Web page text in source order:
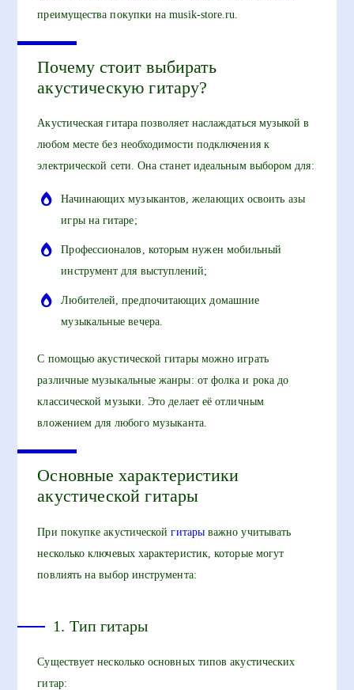
преимущества покупки на musik-store.ru.
Почему стоит выбирать
акустическую гитару?
Акустическая гитара позволяет наслаждаться музыкой в
любом месте без необходимости подключения к
электрической сети. Она станет идеальным выбором для:
Начинающих музыкантов, желающих освоить азы
игры на гитаре;
Профессионалов, которым нужен мобильный
инструмент для выступлений;
Любителей, предпочитающих домашние
музыкальные вечера.
С помощью акустической гитары можно играть
различные музыкальные жанры: от фолка и рока до
классической музыки. Это делает её отличным
вложением для любого музыканта.
Основные характеристики
акустической гитары
При покупке акустическойгитарыважно учитывать
несколько ключевых характеристик, которые могут
повлиять на выбор инструмента:
1. Тип гитары
Существует несколько основных типов акустических
гитар: